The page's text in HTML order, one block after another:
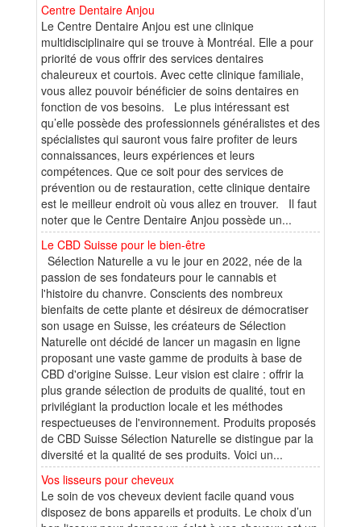
Centre Dentaire Anjou
Le Centre Dentaire Anjou est une clinique
multidisciplinaire qui se trouve à Montréal. Elle a pour
priorité de vous offrir des services dentaires
chaleureux et courtois. Avec cette clinique familiale,
vous allez pouvoir bénéficier de soins dentaires en
fonction de vos besoins. Le plus intéressant est
qu’elle possède des professionnels généralistes et des
spécialistes qui sauront vous faire profiter de leurs
connaissances, leurs expériences et leurs
compétences. Que ce soit pour des services de
prévention ou de restauration, cette clinique dentaire
est le meilleur endroit où vous allez en trouver. Il faut
noter que le Centre Dentaire Anjou possède un...
Le CBD Suisse pour le bien-être
Sélection Naturelle a vu le jour en 2022, née de la
passion de ses fondateurs pour le cannabis et
l'histoire du chanvre. Conscients des nombreux
bienfaits de cette plante et désireux de démocratiser
son usage en Suisse, les créateurs de Sélection
Naturelle ont décidé de lancer un magasin en ligne
proposant une vaste gamme de produits à base de
CBD d'origine Suisse. Leur vision est claire : offrir la
plus grande sélection de produits de qualité, tout en
privilégiant la production locale et les méthodes
respectueuses de l'environnement. Produits proposés
de CBD Suisse Sélection Naturelle se distingue par la
diversité et la qualité de ses produits. Voici un...
Vos lisseurs pour cheveux
Le soin de vos cheveux devient facile quand vous
disposez de bons appareils et produits. Le choix d’un